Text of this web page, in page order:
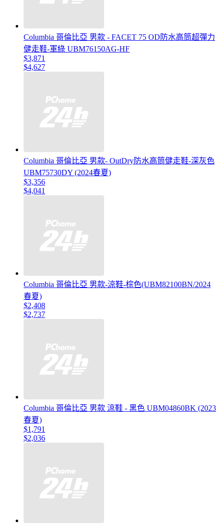
Columbia 哥倫比亞 男款 - FACET 75 OD防水高筒超彈力
健走鞋-軍綠 UBM76150AG-HF
$3,871
$4,627
Columbia 哥倫比亞 男款- OutDry防水高筒健走鞋-深灰色
UBM75730DY (2024春夏)
$3,356
$4,041
Columbia 哥倫比亞 男款-涼鞋-棕色(UBM82100BN/2024
春夏)
$2,408
$2,737
Columbia 哥倫比亞 男款 涼鞋 - 黑色 UBM04860BK (2023
春夏)
$1,791
$2,036